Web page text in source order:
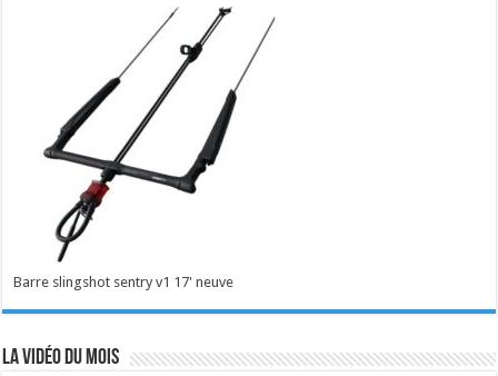
Barre slingshot sentry v1 17' neuve
La vidéo du mois